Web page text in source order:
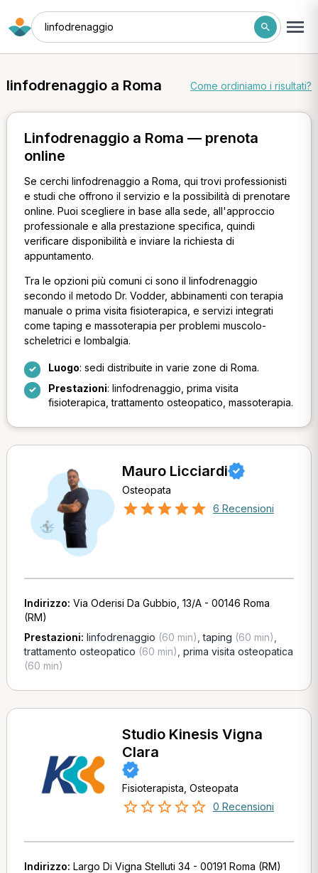
linfodrenaggio
linfodrenaggio a Roma Come ordiniamo i risultati?
Linfodrenaggio a Roma — prenota
online
Se cerchi linfodrenaggio a Roma, qui trovi professionisti
e studi che offrono il servizio e la possibilità di prenotare
online. Puoi scegliere in base alla sede, all'approccio
professionale e alla prestazione specifica, quindi
verificare disponibilità e inviare la richiesta di
appuntamento.
Tra le opzioni più comuni ci sono il linfodrenaggio
secondo il metodo Dr. Vodder, abbinamenti con terapia
manuale o prima visita fisioterapica, e servizi integrati
come taping e massoterapia per problemi muscolo-
scheletrici e lombalgia.
Luogo: sedi distribuite in varie zone di Roma.
Prestazioni: linfodrenaggio, prima visita
fisioterapica, trattamento osteopatico, massoterapia.
Mauro Licciardi
Osteopata
6 Recensioni
Indirizzo: Via Oderisi Da Gubbio, 13/A - 00146 Roma
(RM)
Prestazioni: linfodrenaggio (60 min) ,taping (60 min)
trattamento osteopatico (60 min) prima visita osteopatica
(60 min)
Studio Kinesis Vigna
Clara
Fisioterapista, Osteopata
0 Recensioni
Indirizzo: Largo Di Vigna Stelluti 34 - 00191 Roma (RM)